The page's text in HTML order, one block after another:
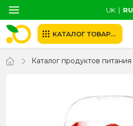
UK ∣ RU
КАТАЛОГ ТОВАРОВ
Каталог продуктов питания